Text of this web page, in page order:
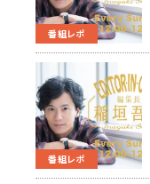
番組レポ
番組レポ